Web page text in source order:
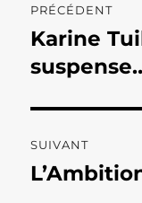
de
l’article
PRÉCÉDENT
Publication
précédente :
Karine
SUIVANT
Publication